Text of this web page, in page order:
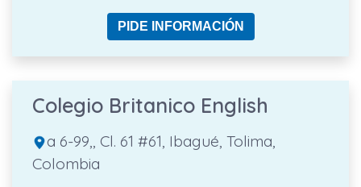
PIDE INFORMACIÓN
Colegio Britanico English
a 6-99,, Cl. 61 #61, Ibagué, Tolima,
Colombia